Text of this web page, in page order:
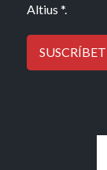
Altius *.